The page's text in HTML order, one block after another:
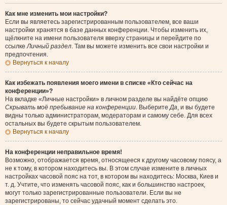
Как мне изменить мои настройки?
Если вы являетесь зарегистрированным пользователем, все ваши
настройки хранятся в базе данных конференции. Чтобы изменить их,
щёлкните на имени пользователя вверху страницы и перейдите по
ссылкеЛичный раздел. Там вы можете изменить все свои настройки и
предпочтения.
Вернуться к началу
Как избежать появления моего имени в списке «Кто сейчас на
конференции»?
На вкладке «Личные настройки» в личном разделе вы найдёте опцию
Скрывать моё пребывание на конференции. ВыберитеДа, и вы будете
видны только администраторам, модераторам и самому себе. Для всех
остальных вы будете скрытым пользователем.
Вернуться к началу
На конференции неправильное время!
Возможно, отображается время, относящееся к другому часовому поясу, а
не к тому, в котором находитесь вы. В этом случае измените в личных
настройках часовой пояс на тот, в котором вы находитесь: Москва, Киев и
т. д. Учтите, что изменять часовой пояс, как и большинство настроек,
могут только зарегистрированные пользователи. Если вы не
зарегистрированы, то сейчас удачный момент сделать это.